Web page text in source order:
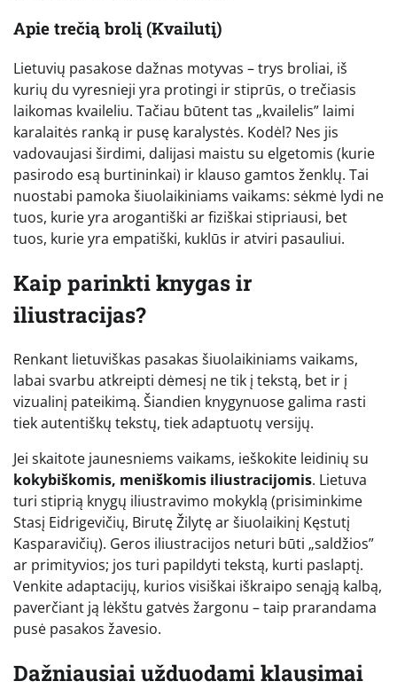
Apie trečią brolį (Kvailutį)
Lietuvių pasakose dažnas motyvas – trys broliai, iš
kurių du vyresnieji yra protingi ir stiprūs, o trečiasis
laikomas kvaileliu. Tačiau būtent tas „kvailelis” laimi
karalaitės ranką ir pusę karalystės. Kodėl? Nes jis
vadovaujasi širdimi, dalijasi maistu su elgetomis (kurie
pasirodo esą burtininkai) ir klauso gamtos ženklų. Tai
nuostabi pamoka šiuolaikiniams vaikams: sėkmė lydi ne
tuos, kurie yra arogantiški ar fiziškai stipriausi, bet
tuos, kurie yra empatiški, kuklūs ir atviri pasauliui.
Kaip parinkti knygas ir
iliustracijas?
Renkant lietuviškas pasakas šiuolaikiniams vaikams,
labai svarbu atkreipti dėmesį ne tik į tekstą, bet ir į
vizualinį pateikimą. Šiandien knygynuose galima rasti
tiek autentiškų tekstų, tiek adaptuotų versijų.
Jei skaitote jaunesniems vaikams, ieškokite leidinių su
kokybiškomis, meniškomis iliustracijomis. Lietuva
turi stiprią knygų iliustravimo mokyklą (prisiminkime
Stasį Eidrigevičių, Birutę Žilytę ar šiuolaikinį Kęstutį
Kasparavičių). Geros iliustracijos neturi būti „saldžios”
ar primityvios; jos turi papildyti tekstą, kurti paslaptį.
Venkite adaptacijų, kurios visiškai iškraipo senąją kalbą,
paverčiant ją lėkštu gatvės žargonu – taip prarandama
pusė pasakos žavesio.
Dažniausiai užduodami klausimai